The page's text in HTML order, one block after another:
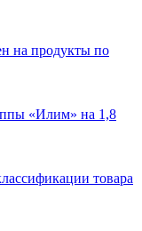
на продукты по
«Илим» на 1,8
товара